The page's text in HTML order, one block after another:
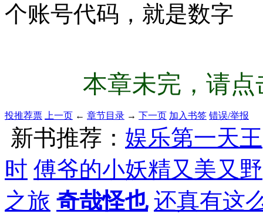
个账号代码，就是数字
本章未完，请
投推荐票 上一页 ← 章节目录 → 下一页 加入书签 错误/举报
新书推荐： 娱乐第一天王
时 傅爷的小妖精又美又野
之旅 奇哉怪也 还真有这